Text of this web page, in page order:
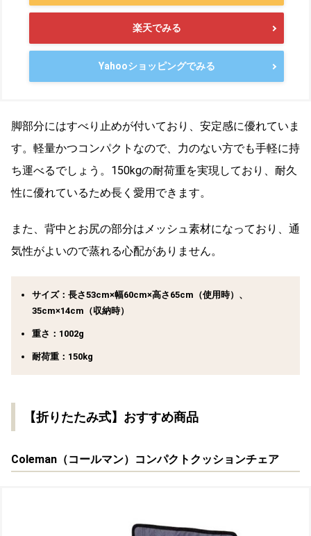
楽天でみる
Yahooショッピングでみる
脚部分にはすべり止めが付いており、安定感に優れていま
す。軽量かつコンパクトなので、力のない方でも手軽に持
ち運べるでしょう。150kgの耐荷重を実現しており、耐久
性に優れているため長く愛用できます。
また、背中とお尻の部分はメッシュ素材になっており、通
気性がよいので蒸れる心配がありません。
サイズ：長さ53cm×幅60cm×高さ65cm（使用時）、
35cm×14cm（収納時）
重さ：1002g
耐荷重：150kg
【折りたたみ式】おすすめ商品
Coleman（コールマン）コンパクトクッションチェア